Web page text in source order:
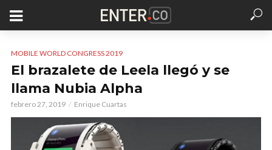
MOBILE WORLD CONGRESS 2019
El brazalete de Leela llegó y se
llama Nubia Alpha
febrero 27, 2019 Enrique Cuartas